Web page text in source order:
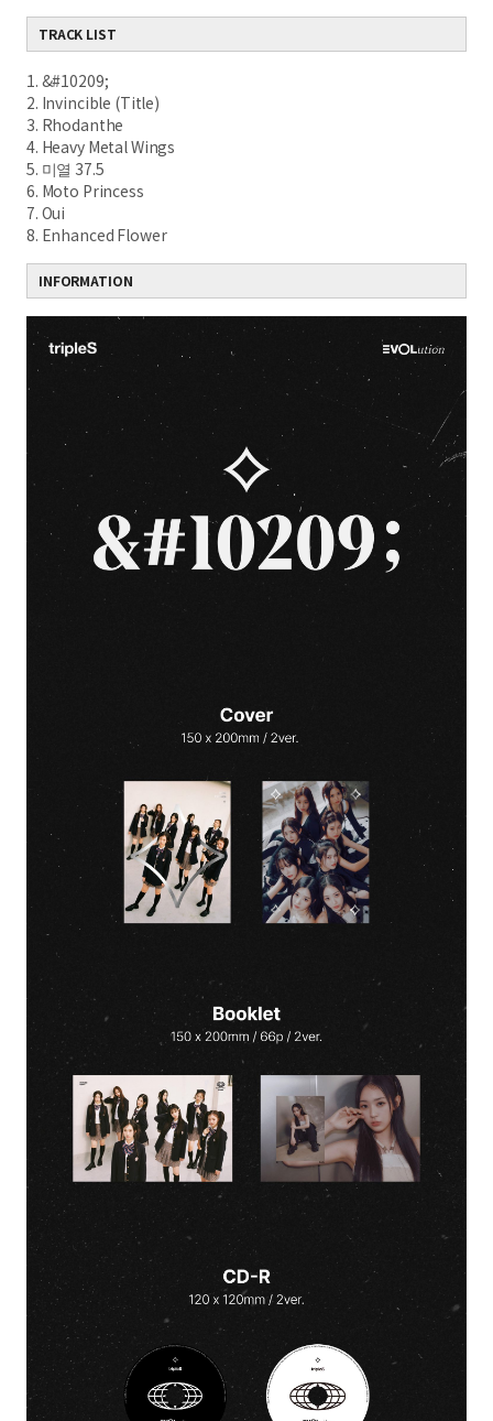
TRACK LIST
1. &#10209;
2. Invincible (Title)
3. Rhodanthe
4. Heavy Metal Wings
5. 미열 37.5
6. Moto Princess
7. Oui
8. Enhanced Flower
INFORMATION